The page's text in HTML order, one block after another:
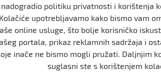
nadogradio politiku privatnosti i korištenja
upotrebljavamo kako bismo vam
online usluge, što bolje korisničko
portala, prikaz reklamnih sadržaja i
inače ne bismo mogli pružati. Daljnjim
suglasni ste s korištenjem